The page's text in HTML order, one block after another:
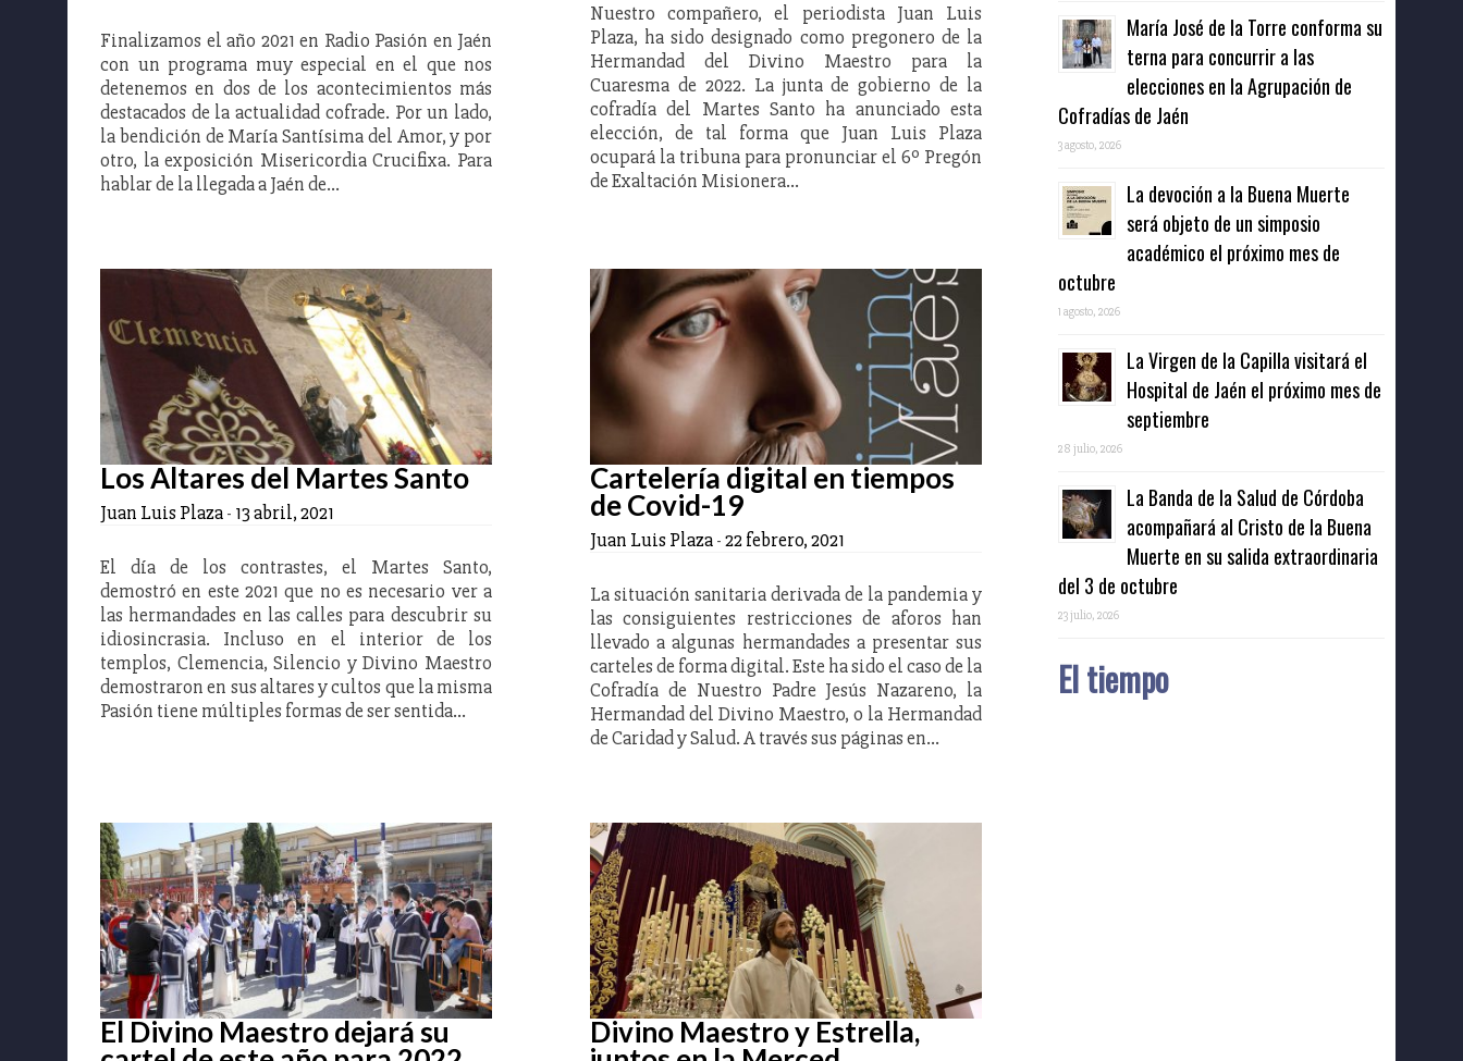
Finalizamos el año 2021 en Radio Pasión en Jaén
con un programa muy especial en el que nos
detenemos en dos de los acontecimientos más
destacados de la actualidad cofrade. Por un lado,
la bendición de María Santísima del Amor, y por
otro, la exposición Misericordia Crucifixa. Para
hablar de la llegada a Jaén de…
Nuestro compañero, el periodista Juan Luis
Plaza, ha sido designado como pregonero de la
Hermandad del Divino Maestro para la
Cuaresma de 2022. La junta de gobierno de la
cofradía del Martes Santo ha anunciado esta
elección, de tal forma que Juan Luis Plaza
ocupará la tribuna para pronunciar el 6º Pregón
de Exaltación Misionera…
Los Altares del Martes Santo
Juan Luis Plaza- 13 abril, 2021
El día de los contrastes, el Martes Santo,
demostró en este 2021 que no es necesario ver a
las hermandades en las calles para descubrir su
idiosincrasia. Incluso en el interior de los
templos, Clemencia, Silencio y Divino Maestro
demostraron en sus altares y cultos que la misma
Pasión tiene múltiples formas de ser sentida…
Cartelería digital en tiempos
de Covid-19
Juan Luis Plaza-22 febrero, 2021
La situación sanitaria derivada de la pandemia y
las consiguientes restricciones de aforos han
llevado a algunas hermandades a presentar sus
carteles de forma digital. Este ha sido el caso de la
Cofradía de Nuestro Padre Jesús Nazareno, la
Hermandad del Divino Maestro, o la Hermandad
de Caridad y Salud. A través sus páginas en…
El Divino Maestro dejará su Divino Maestro y Estrella,
María José de la Torre conforma su
terna para concurrir a las
elecciones en la Agrupación de
Cofradías de Jaén
3 agosto, 2026
La devoción a la Buena Muerte
será objeto de un simposio
académico el próximo mes de
octubre
1 agosto, 2026
La Virgen de la Capilla visitará el
Hospital de Jaén el próximo mes de
septiembre
28 julio, 2026
La Banda de la Salud de Córdoba
acompañará al Cristo de la Buena
Muerte en su salida extraordinaria
del 3 de octubre
23 julio, 2026
El tiempo